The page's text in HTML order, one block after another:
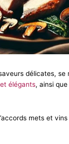
délicates,
élégants, ainsi
mets et